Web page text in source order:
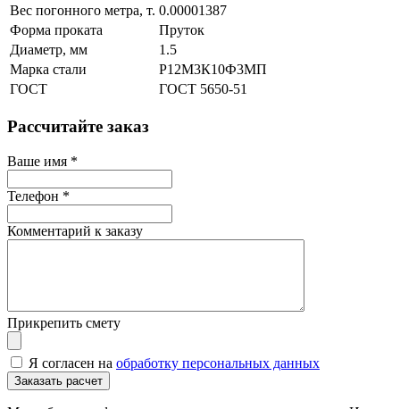
Вес погонного метра, т. 0.00001387
Форма проката
Пруток
Диаметр, мм
1.5
Марка стали
Р12М3К10Ф3МП
ГОСТ
ГОСТ 5650-51
Рассчитайте заказ
Ваше имя *
Телефон *
Комментарий к заказу
Прикрепить смету
Я согласен на обработку персональных данных